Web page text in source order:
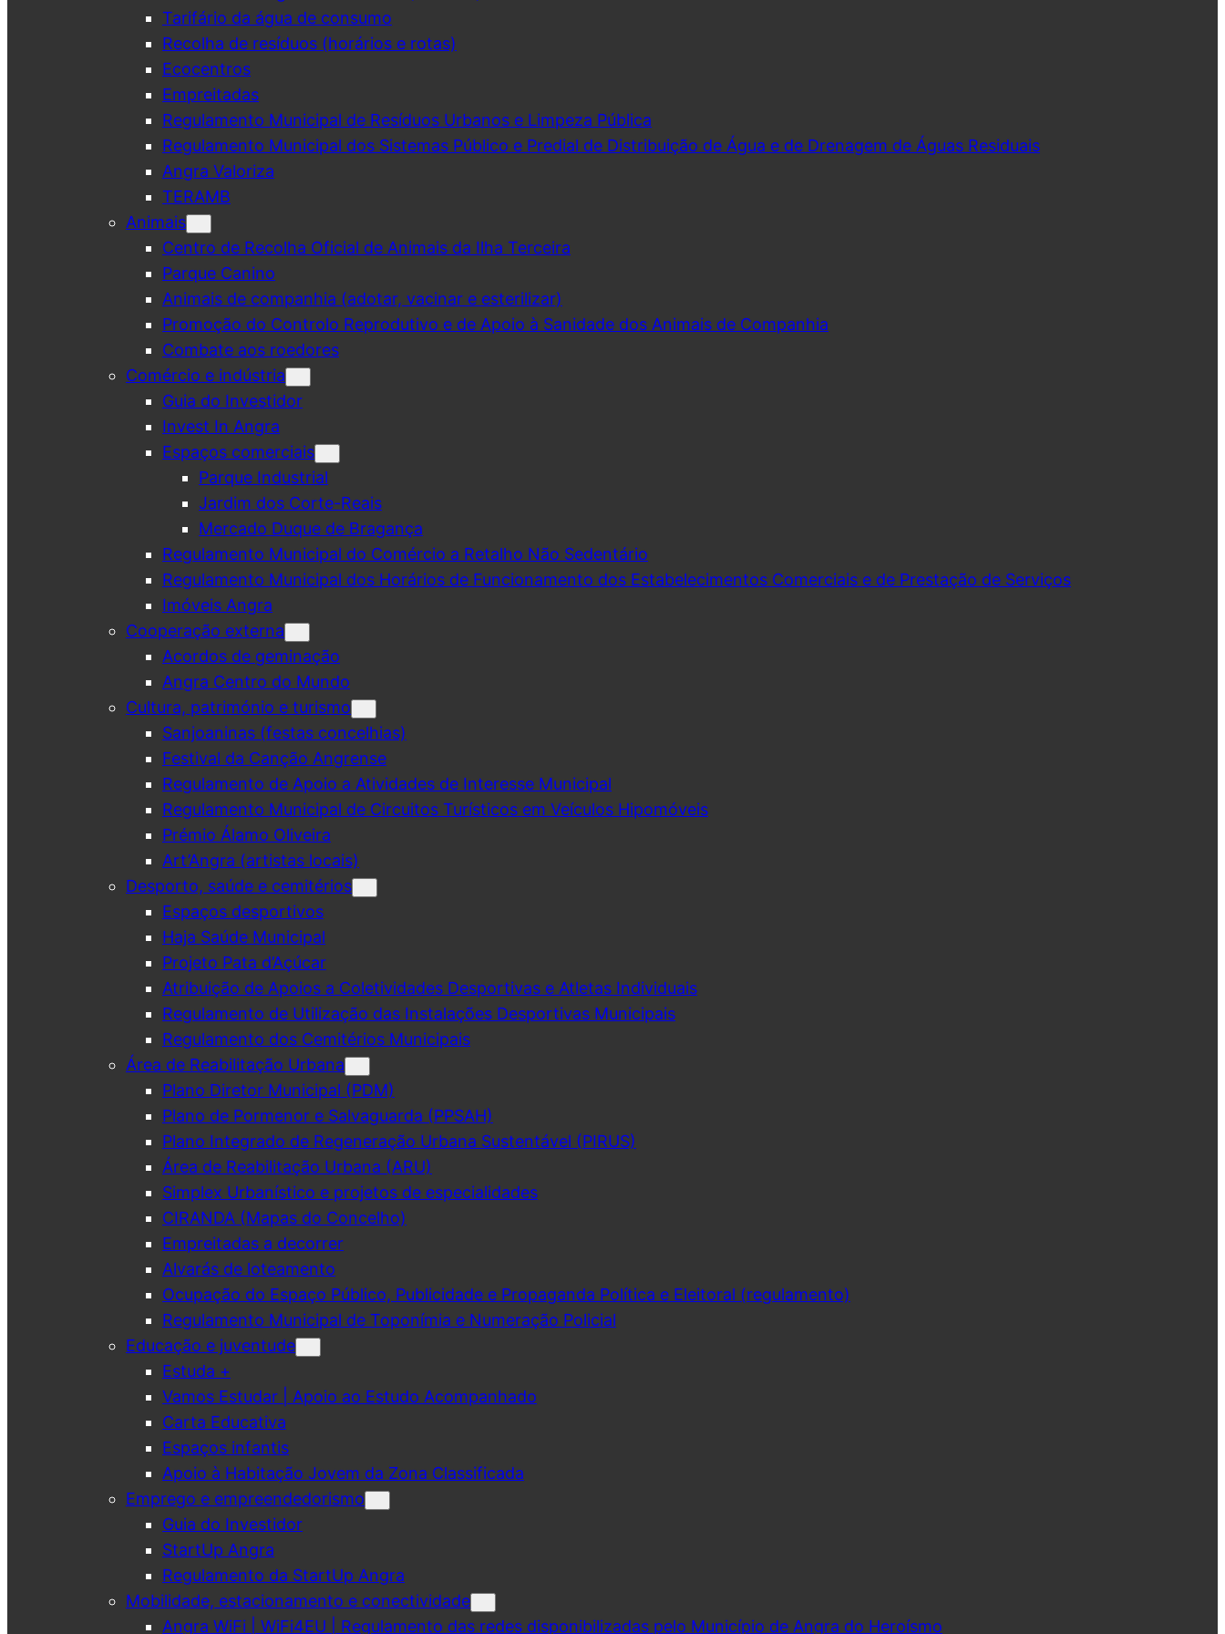
Tarifário da água de consumo
Recolha de resíduos (horários e rotas)
Ecocentros
Empreitadas
Regulamento Municipal de Resíduos Urbanos e Limpeza Pública
Regulamento Municipal dos Sistemas Público e Predial de Distribuição de Água e de Drenagem de Águas Residuais
Angra Valoriza
TERAMB
Animais
Centro de Recolha Oficial de Animais da Ilha Terceira
Parque Canino
Animais de companhia (adotar, vacinar e esterilizar)
Promoção do Controlo Reprodutivo e de Apoio à Sanidade dos Animais de Companhia
Combate aos roedores
Comércio e indústria
Guia do Investidor
Invest In Angra
Espaços comerciais
Parque Industrial
Jardim dos Corte-Reais
Mercado Duque de Bragança
Regulamento Municipal do Comércio a Retalho Não Sedentário
Regulamento Municipal dos Horários de Funcionamento dos Estabelecimentos Comerciais e de Prestação de Serviços
Imóveis Angra
Cooperação externa
Acordos de geminação
Angra Centro do Mundo
Cultura, património e turismo
Sanjoaninas (festas concelhias)
Festival da Canção Angrense
Regulamento de Apoio a Atividades de Interesse Municipal
Regulamento Municipal de Circuitos Turísticos em Veículos Hipomóveis
Prémio Álamo Oliveira
Art’Angra (artistas locais)
Desporto, saúde e cemitérios
Espaços desportivos
Haja Saúde Municipal
Projeto Pata d’Açúcar
Atribuição de Apoios a Coletividades Desportivas e Atletas Individuais
Regulamento de Utilização das Instalações Desportivas Municipais
Regulamento dos Cemitérios Municipais
Área de Reabilitação Urbana
Plano Diretor Municipal (PDM)
Plano de Pormenor e Salvaguarda (PPSAH)
Plano Integrado de Regeneração Urbana Sustentável (PIRUS)
Área de Reabilitação Urbana (ARU)
Simplex Urbanístico e projetos de especialidades
CIRANDA (Mapas do Concelho)
Empreitadas a decorrer
Alvarás de loteamento
Ocupação do Espaço Público, Publicidade e Propaganda Política e Eleitoral (regulamento)
Regulamento Municipal de Toponímia e Numeração Policial
Educação e juventude
Estuda +
Vamos Estudar | Apoio ao Estudo Acompanhado
Carta Educativa
Espaços infantis
Apoio à Habitação Jovem da Zona Classificada
Emprego e empreendedorismo
Guia do Investidor
StartUp Angra
Regulamento da StartUp Angra
Mobilidade, estacionamento e conectividade
Angra WiFi | WiFi4EU | Regulamento das redes disponibilizadas pelo Município de Angra do Heroísmo